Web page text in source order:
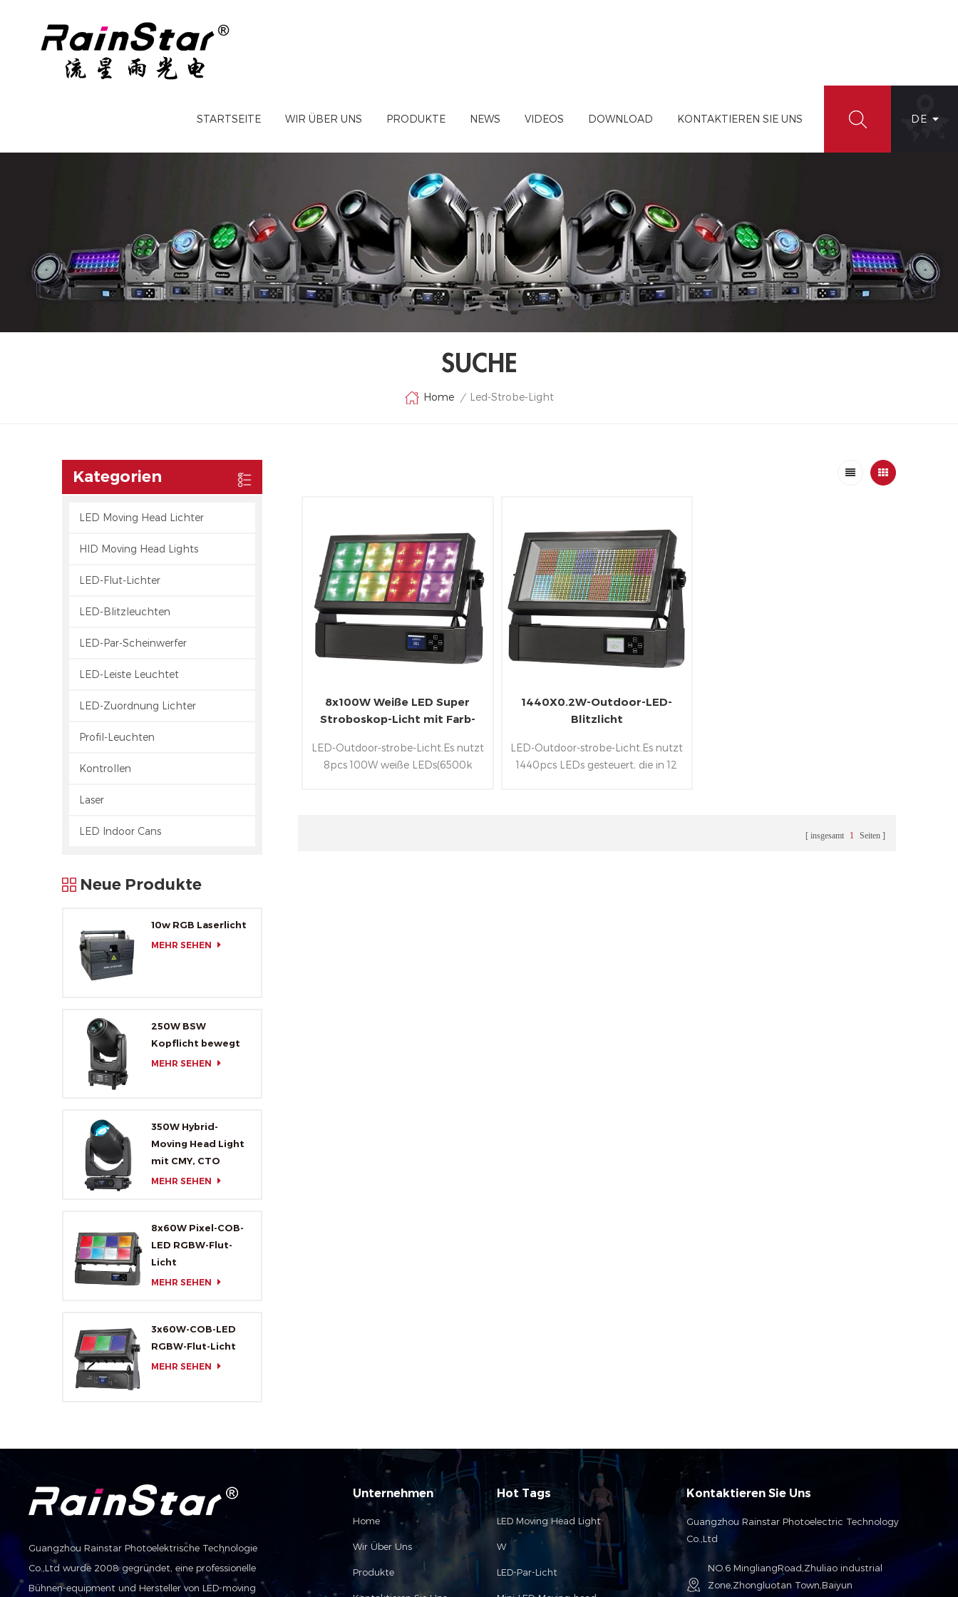
DE
STARTSEITE WIR ÜBER UNS PRODUKTE NEWS VIDEOS DOWNLOAD KONTAKTIEREN SIE UNS
SUCHE
Home / Led-Strobe-Light
Kategorien
LED Moving Head Lichter
HID Moving Head Lights
LED-Flut-Lichter
LED-Blitzleuchten
LED-Par-Scheinwerfer
LED-Leiste Leuchtet
LED-Zuordnung Lichter
Profil-Leuchten
Kontrollen
Laser
LED Indoor Cans
Neue Produkte
10w RGB Laserlicht
MEHR SEHEN
250W BSW
Kopflicht bewegt
MEHR SEHEN
350W Hybrid-
Moving Head Light
mit CMY, CTO
MEHR SEHEN
8x60W Pixel-COB-
LED RGBW-Flut-
Licht
MEHR SEHEN
3x60W-COB-LED
RGBW-Flut-Licht
MEHR SEHEN
8x100W Weiße LED Super
Stroboskop-Licht mit Farb-
LED-Outdoor-strobe-Licht.Es nutzt
8pcs 100W weiße LEDs(6500k
1440X0.2W-Outdoor-LED-
Blitzlicht
LED-Outdoor-strobe-Licht.Es nutzt
1440pcs LEDs gesteuert, die in 12
insgesamt 1 Seiten
Guangzhou Rainstar Photoelektrische Technologie
Co.,Ltd wurde 2008 gegründet, eine professionelle
Bühnen-equipment und Hersteller von LED-moving
Unternehmen
Home
Wir Über Uns
Produkte
Hot Tags
LED Moving Head Light
W
LED-Par-Licht
Kontaktieren Sie Uns
Guangzhou Rainstar Photoelectric Technology
Co.,Ltd
NO.6 MingliangRoad,Zhuliao industrial
Zone,Zhongluotan Town,Baiyun